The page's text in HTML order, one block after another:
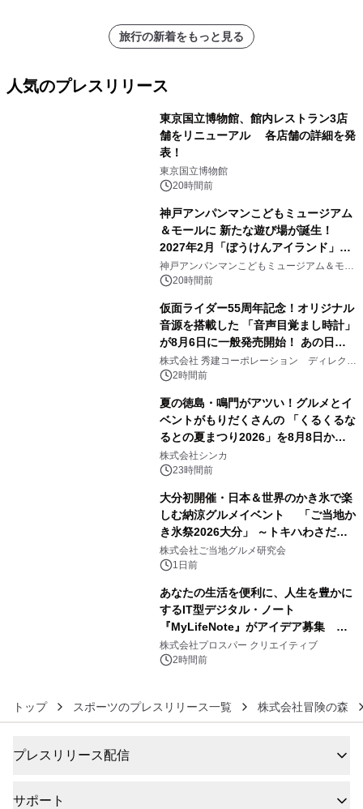
旅行の新着をもっと見る
人気のプレスリリース
東京国立博物館、館内レストラン3店
舗をリニューアル 各店舗の詳細を発
表！
東京国立博物館
20時間前
神戸アンパンマンこどもミュージアム
＆モールに 新たな遊び場が誕生！
2027年2月「ぼうけんアイランド」が
オープン
神戸アンパンマンこどもミュージアム＆モー
ル 20時間前
仮面ライダー55周年記念！オリジナル
音源を搭載した 「音声目覚まし時計」
が8月6日に一般発売開始！ あの日の
大興奮が今甦る
株式会社 秀建コーポレーション ディレクト
アートギャラリー
2時間前
夏の徳島・鳴門がアツい！グルメとイ
ベントがもりだくさんの 「くるくるな
るとの夏まつり2026」を8月8日から9
日間開催 ～夏限定メニューや大抽選
会、大学芋スティックの振る舞いも～
株式会社シンカ
23時間前
大分初開催・日本＆世界のかき氷で楽
しむ納涼グルメイベント 「ご当地か
き氷祭2026大分」 ～トキハわさだタ
ウンで8月21日～31日まで11日間限定
開催～
株式会社ご当地グルメ研究会
1日前
あなたの生活を便利に、人生を豊かに
するIT型デジタル・ノート
『MyLifeNote』がアイデア募集 優
秀賞100名に1年間無償試用
株式会社プロスパー クリエイティブ
2時間前
トップ スポーツのプレスリリース一覧 株式会社冒険の森
プレスリリース配信
サポート